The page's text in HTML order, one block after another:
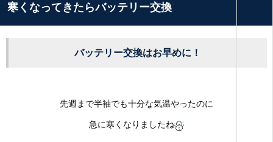
寒くなってきたらバッテリー交換
バッテリー交換はお早めに！
先週まで半袖でも十分な気温やったのに
急に寒くなりましたね